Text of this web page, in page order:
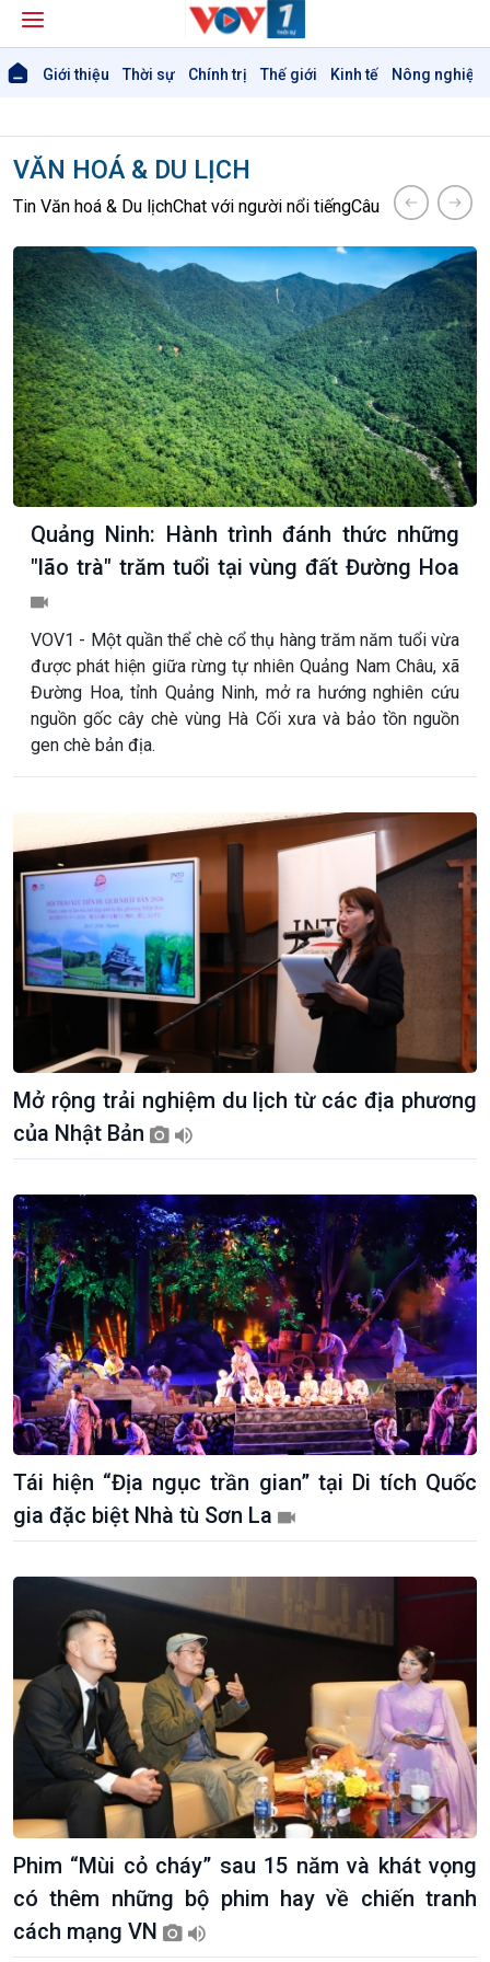
Giới thiệu Thời sự Chính trị Thế giới Kinh tế Nông nghiệp
Giới thiệu
Thời sự
Thời sự 18h
Thời sự 21h30
Bản tin
Chuyên mục
Theo dòng Thời sự
VĂN HOÁ & DU LỊCH
Tin Văn hoá & Du lịchChat với người nổi tiếngCâu chuyện Thể
Quảng Ninh: Hành trình đánh thức những
"lão trà" trăm tuổi tại vùng đất Đường Hoa
VOV1 - Một quần thể chè cổ thụ hàng trăm năm tuổi vừa
được phát hiện giữa rừng tự nhiên Quảng Nam Châu, xã
Đường Hoa, tỉnh Quảng Ninh, mở ra hướng nghiên cứu
nguồn gốc cây chè vùng Hà Cối xưa và bảo tồn nguồn
gen chè bản địa.
Mở rộng trải nghiệm du lịch từ các địa phương
của Nhật Bản
Tái hiện “Địa ngục trần gian” tại Di tích Quốc
gia đặc biệt Nhà tù Sơn La
Phim “Mùi cỏ cháy” sau 15 năm và khát vọng
có thêm những bộ phim hay về chiến tranh
cách mạng VN